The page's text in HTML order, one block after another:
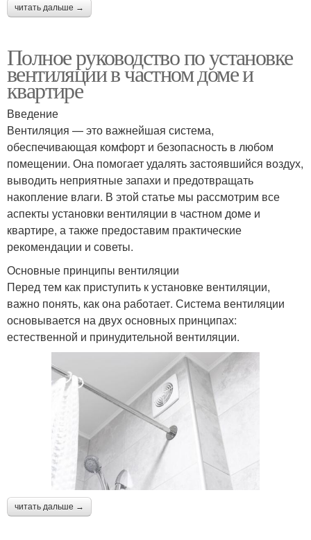
читать дальше →
Полное руководство по установке
вентиляции в частном доме и
квартире
Введение
Вентиляция — это важнейшая система,
обеспечивающая комфорт и безопасность в любом
помещении. Она помогает удалять застоявшийся воздух,
выводить неприятные запахи и предотвращать
накопление влаги. В этой статье мы рассмотрим все
аспекты установки вентиляции в частном доме и
квартире, а также предоставим практические
рекомендации и советы.
Основные принципы вентиляции
Перед тем как приступить к установке вентиляции,
важно понять, как она работает. Система вентиляции
основывается на двух основных принципах:
естественной и принудительной вентиляции.
читать дальше →